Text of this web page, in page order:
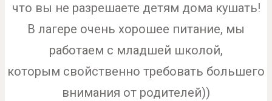
что вы не разрешаете детям дома кушать!
В лагере очень хорошее питание, мы
работаем с младшей школой,
которым свойственно требовать большего
внимания от родителей))